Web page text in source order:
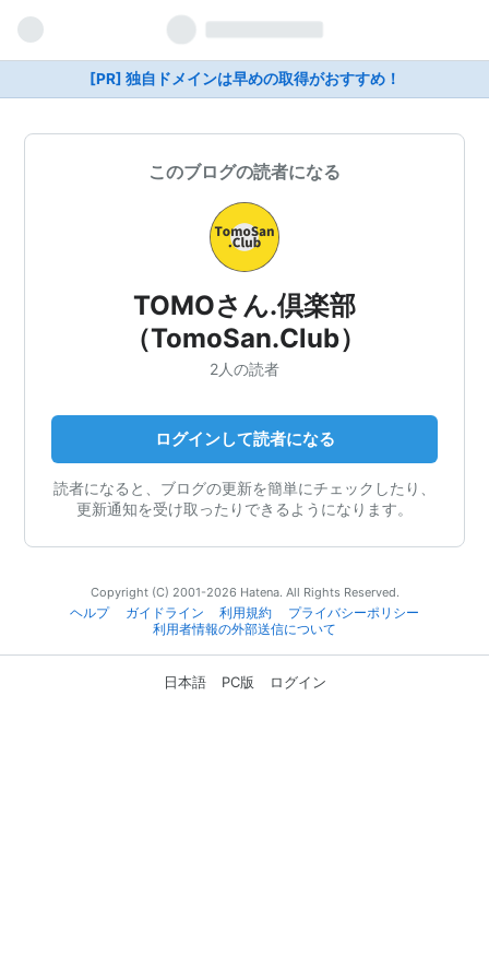
[PR] 独自ドメインは早めの取得がおすすめ！
このブログの読者になる
TOMOさん.倶楽部
（TomoSan.Club）
2人の読者
ログインして読者になる
読者になると、ブログの更新を簡単にチェックしたり、
更新通知を受け取ったりできるようになります。
Copyright (C) 2001-2026 Hatena. All Rights Reserved.
ヘルプ
ガイドライン 利用規約
プライバシーポリシー
利用者情報の外部送信について
日本語 PC版 ログイン